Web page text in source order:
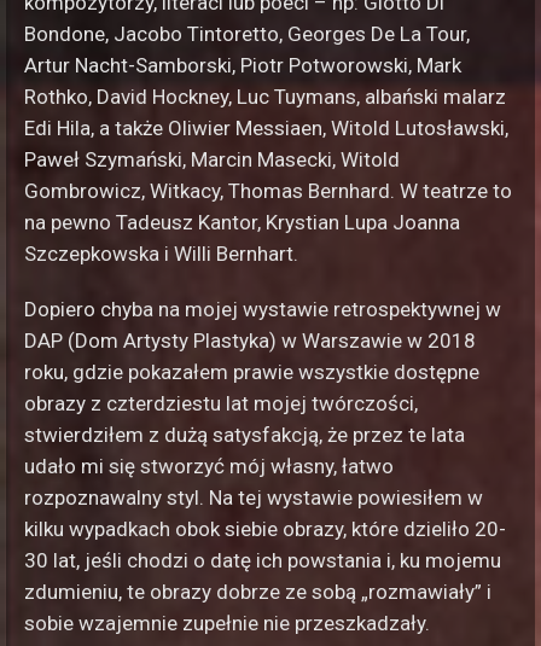
Bondone, Jacobo Tintoretto, Georges De La Tour,
Artur Nacht-Samborski, Piotr Potworowski, Mark
Rothko, David Hockney, Luc Tuymans, albański malarz
Edi Hila, a także Oliwier Messiaen, Witold Lutosławski,
Paweł Szymański, Marcin Masecki, Witold
Gombrowicz, Witkacy, Thomas Bernhard. W teatrze to
na pewno Tadeusz Kantor, Krystian Lupa Joanna
Szczepkowska i Willi Bernhart.
Dopiero chyba na mojej wystawie retrospektywnej w
DAP (Dom Artysty Plastyka) w Warszawie w 2018
roku, gdzie pokazałem prawie wszystkie dostępne
obrazy z czterdziestu lat mojej twórczości,
stwierdziłem z dużą satysfakcją, że przez te lata
udało mi się stworzyć mój własny, łatwo
rozpoznawalny styl. Na tej wystawie powiesiłem w
kilku wypadkach obok siebie obrazy, które dzieliło 20-
30 lat, jeśli chodzi o datę ich powstania i, ku mojemu
zdumieniu, te obrazy dobrze ze sobą „rozmawiały” i
sobie wzajemnie zupełnie nie przeszkadzały.